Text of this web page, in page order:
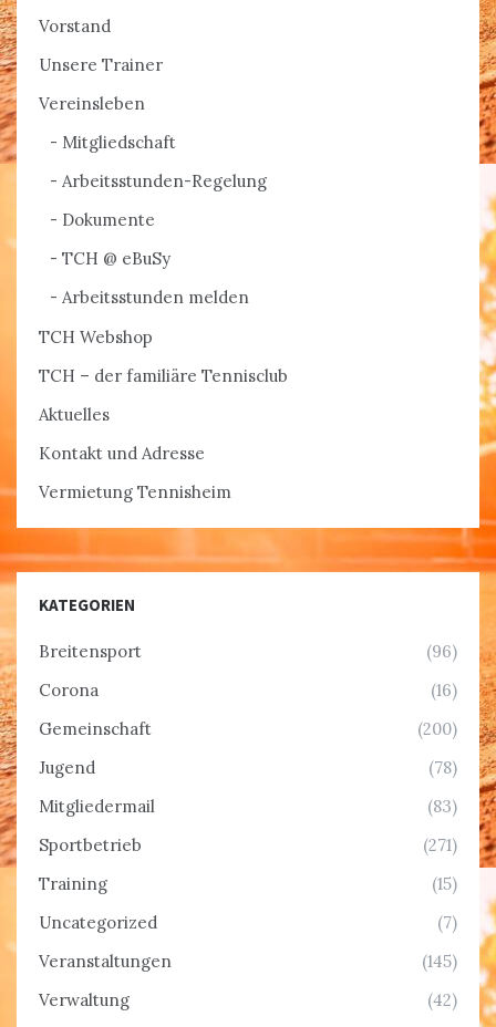
Vorstand
Unsere Trainer
Vereinsleben
Mitgliedschaft
Arbeitsstunden-Regelung
Dokumente
TCH @ eBuSy
Arbeitsstunden melden
TCH Webshop
TCH – der familiäre Tennisclub
Aktuelles
Kontakt und Adresse
Vermietung Tennisheim
KATEGORIEN
Breitensport
(96)
Corona
(16)
Gemeinschaft
(200)
Jugend
(78)
Mitgliedermail
(83)
Sportbetrieb
(271)
Training
(15)
Uncategorized
(7)
Veranstaltungen
(145)
Verwaltung
(42)